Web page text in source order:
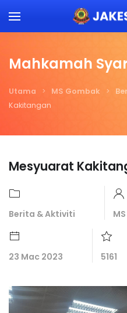
Skip to main content
Mahkamah
Utama MS Gombak
Kakitangan
Mesyuarat
Berita & Aktiviti
23 Mac 2023 5161